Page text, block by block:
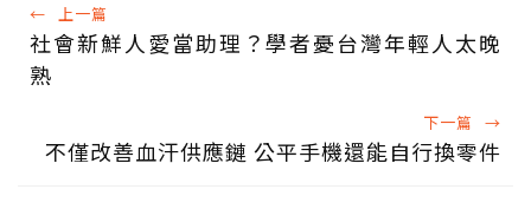
← 上一篇
社會新鮮人愛當助理？學者憂台灣年輕人太晚
熟
下一篇 →
不僅改善血汗供應鏈 公平手機還能自行換零件